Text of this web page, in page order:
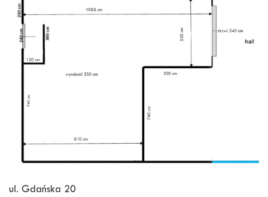
ul. Gdańska 20